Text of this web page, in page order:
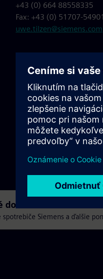
+43 (0) 664 88558335
Fax: +43 (0) 51707-54901
uwe.tilzen@siemens.com
domácnosti
spotrebiče Siemens a ďalšie